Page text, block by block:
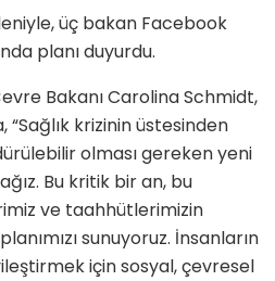
üç bakan Facebook
planı duyurdu.
Bakanı Carolina Schmidt,
“Sağlık krizinin üstesinden
olması gereken yeni
Bu kritik bir an, bu
ve taahhütlerimizin
sunuyoruz. İnsanların
için sosyal, çevresel